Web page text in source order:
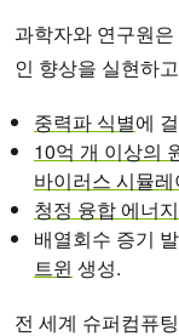
과학자와 연구원
인 향상을 실현하
중력파 식별에
10억 개 이상의
바이러스 시뮬레
청정 융합 에너
배열회수 증기
트윈 생성.
전 세계 슈퍼컴퓨